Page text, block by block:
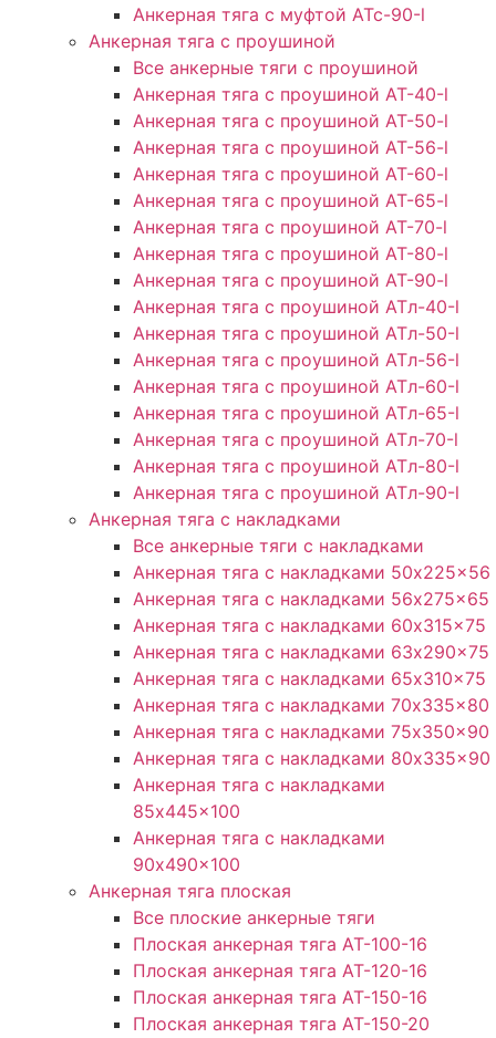
Анкерная тяга с муфтой АТс-90-l
Анкерная тяга с проушиной
Все анкерные тяги с проушиной
Анкерная тяга с проушиной АТ-40-l
Анкерная тяга с проушиной AT-50-l
Анкерная тяга с проушиной AT-56-l
Анкерная тяга с проушиной AT-60-l
Анкерная тяга с проушиной AT-65-l
Анкерная тяга с проушиной AT-70-l
Анкерная тяга с проушиной AT-80-l
Анкерная тяга с проушиной AT-90-l
Анкерная тяга с проушиной АТл-40-l
Анкерная тяга с проушиной ATл-50-l
Анкерная тяга с проушиной ATл-56-l
Анкерная тяга с проушиной ATл-60-l
Анкерная тяга с проушиной ATл-65-l
Анкерная тяга с проушиной ATл-70-l
Анкерная тяга с проушиной ATл-80-l
Анкерная тяга с проушиной ATл-90-l
Анкерная тяга с накладками
Все анкерные тяги с накладками
Анкерная тяга с накладками 50x225x56
Анкерная тяга с накладками 56x275x65
Анкерная тяга с накладками 60x315x75
Анкерная тяга с накладками 63x290x75
Анкерная тяга с накладками 65x310x75
Анкерная тяга с накладками 70x335x80
Анкерная тяга с накладками 75x350x90
Анкерная тяга с накладками 80x335x90
Анкерная тяга с накладками
85x445x100
Анкерная тяга с накладками
90x490x100
Анкерная тяга плоская
Все плоские анкерные тяги
Плоская анкерная тяга АТ-100-16
Плоская анкерная тяга АТ-120-16
Плоская анкерная тяга АТ-150-16
Плоская анкерная тяга АТ-150-20